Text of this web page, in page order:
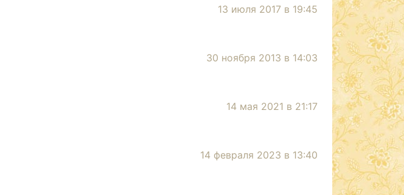
13 июля 2017 в 19:45
30 ноября 2013 в 14:03
14 мая 2021 в 21:17
14 февраля 2023 в 13:40